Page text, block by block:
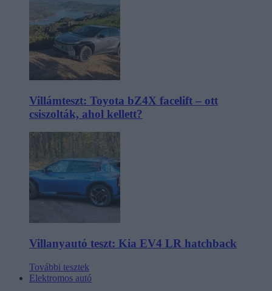
Villámteszt: Toyota bZ4X facelift – ott
csiszolták, ahol kellett?
Villanyautó teszt: Kia EV4 LR hatchback
További tesztek
Elektromos autó